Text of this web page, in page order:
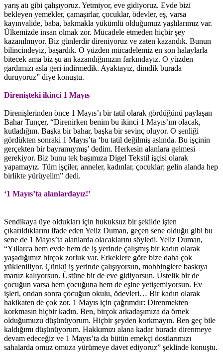
yarış atı gibi çalışıyoruz. Yetmiyor, eve gidiyoruz. Evde bizi
bekleyen yemekler, çamaşırlar, çocuklar, ödevler, eş, varsa
kayınvalide, baba, bakmakla yükümlü olduğumuz yaşlılarımız var.
Ülkemizde insan olmak zor. Mücadele etmeden hiçbir şey
kazanılmıyor. Biz günlerdir direniyoruz ve zaten kazandık. Bunun
bilincindeyiz, başardık. O yüzden mücadelemiz en son halaylarla
bitecek ama biz şu an kazandığımızın farkındayız. O yüzden
gardımızı asla geri indirmedik. Ayaktayız, dimdik burada
duruyoruz” diye konuştu.
Direnişteki ikinci 1 Mayıs
Direnişlerinden önce 1 Mayıs’ı bir tatil olarak gördüğünü paylaşan
Bahar Tunçer, “Direnirken benim bu ikinci 1 Mayıs’ım olacak,
kutladığım. Başka bir bahar, başka bir sevinç oluyor. O şenliği
gördükten sonraki 1 Mayıs’ta ‘bu tatil değilmiş aslında. Bu işçinin
gerçekten bir bayramıymış’ dedim. Herkesin alanlara gelmesi
gerekiyor. Biz bunu tek başımıza Digel Tekstil işçisi olarak
yapamayız. Tüm işçiler, anneler, kadınlar, çocuklar; gelin alanda hep
birlikte yürüyelim” dedi.
‘1 Mayıs’ta alanlardayız!’
Sendikaya üye oldukları için hukuksuz bir şekilde işten
çıkarıldıklarını ifade eden Yeliz Duman, geçen sene olduğu gibi bu
sene de 1 Mayıs’ta alanlarda olacaklarını söyledi. Yeliz Duman,
“Yıllarca hem evde hem de iş yerinde çalışmış bir kadın olarak
yaşadığımız birçok zorluk var. Erkeklere göre bize daha çok
yükleniliyor. Çünkü iş yerinde çalışıyorsun, mobbinglere baskıya
maruz kalıyorsun. Üstüne bir de eve gidiyorsun. Üstelik bir de
çocuğun varsa hem çocuğuna hem de eşine yetişemiyorsun. Ev
işleri, ondan sonra çocuğun okulu, ödevleri… Bir kadın olarak
hakikaten de çok zor. 1 Mayıs için çağrımdır: Direnmekten
korkmasın hiçbir kadın. Ben, birçok arkadaşımıza da örnek
olduğumuzu düşünüyorum. Hiçbir şeyden korkmayın. Ben geç bile
kaldığımı düşünüyorum. Hakkımızı alana kadar burada direnmeye
devam edeceğiz ve 1 Mayıs’ta da bütün emekçi dostlarımızı
sahalarda omuz omuza yürümeye davet ediyoruz” şeklinde konuştu.